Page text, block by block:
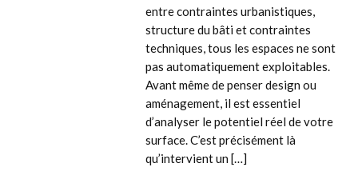
entre contraintes urbanistiques,
structure du bâti et contraintes
techniques, tous les espaces ne sont
pas automatiquement exploitables.
Avant même de penser design ou
aménagement, il est essentiel
d’analyser le potentiel réel de votre
surface. C’est précisément là
qu’intervient un […]